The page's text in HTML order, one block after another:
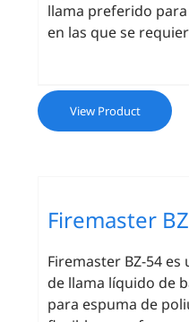
llama preferido
en las que se
View Product
Firemaster
Firemaster BZ-54
de llama líquido de
para espuma de